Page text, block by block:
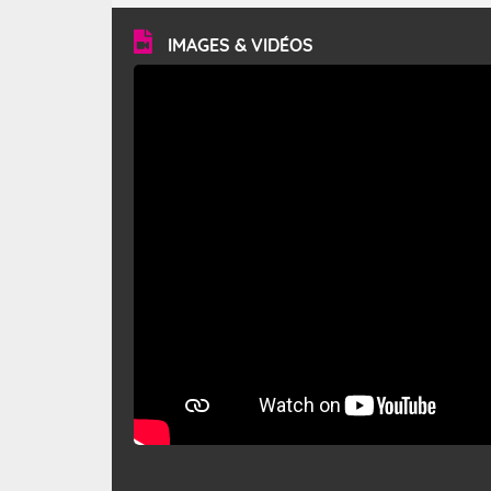
vitesse moyenne de 50 km/h et atteindre 80 à 100 km/h
en rafales, parfois davantage. Il parcourt la basse vallée
du Rhône et la Provence et envahit le littoral
méditerranéen à partir de la Camargue.
IMAGES & VIDÉOS